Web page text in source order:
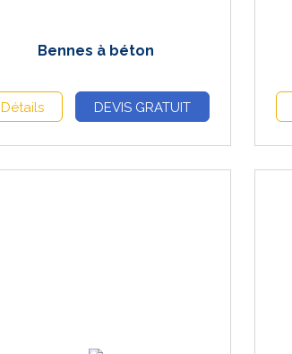
Bennes à béton
Détails DEVIS GRATUIT